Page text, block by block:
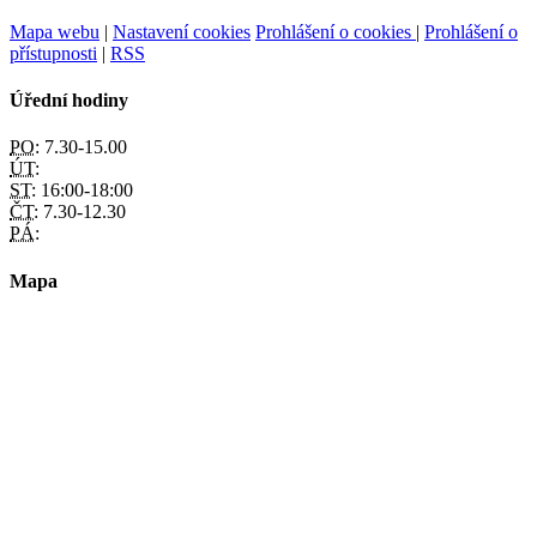
Mapa webu | Nastavení cookies Prohlášení o cookies | Prohlášení o
přístupnosti | RSS
Úřední hodiny
PO: 7.30-15.00
ÚT:
ST: 16:00-18:00
ČT: 7.30-12.30
PÁ:
Mapa